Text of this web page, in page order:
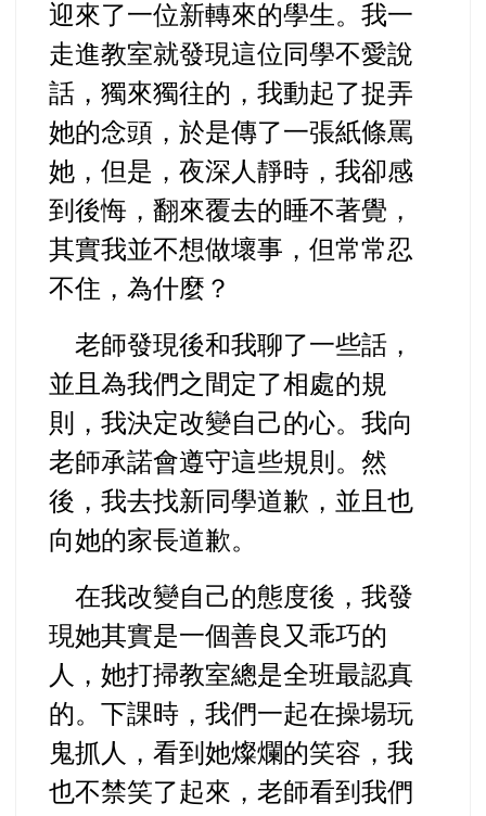
迎來了一位新轉來的學生。我一
走進教室就發現這位同學不愛說
話，獨來獨往的，我動起了捉弄
她的念頭，於是傳了一張紙條罵
她，但是，夜深人靜時，我卻感
到後悔，翻來覆去的睡不著覺，
其實我並不想做壞事，但常常忍
不住，為什麼？
老師發現後和我聊了一些話，
並且為我們之間定了相處的規
則，我決定改變自己的心。我向
老師承諾會遵守這些規則。然
後，我去找新同學道歉，並且也
向她的家長道歉。
在我改變自己的態度後，我發
現她其實是一個善良又乖巧的
人，她打掃教室總是全班最認真
的。下課時，我們一起在操場玩
鬼抓人，看到她燦爛的笑容，我
也不禁笑了起來，老師看到我們